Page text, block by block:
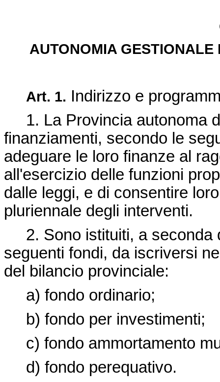
AUTONOMIA
Art. 1. Indirizzo e
1. La Provincia autonoma
finanziamenti, secondo le
adeguare le loro finanze al
all'esercizio delle funzioni
dalle leggi, e di consentire
pluriennale degli interventi.
2. Sono istituiti, a seconda
seguenti fondi, da iscriversi
del bilancio provinciale:
a) fondo ordinario;
b) fondo per investimenti;
c) fondo ammortamento
d) fondo perequativo.